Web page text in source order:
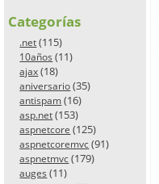
Categorías
.net (115)
10años (11)
ajax (18)
aniversario (35)
antispam (16)
asp.net (153)
aspnetcore (125)
aspnetcoremvc (91)
aspnetmvc (179)
auges (11)